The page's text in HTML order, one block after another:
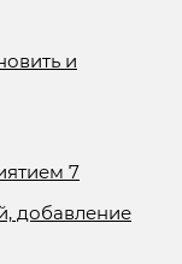
и
7
добавление